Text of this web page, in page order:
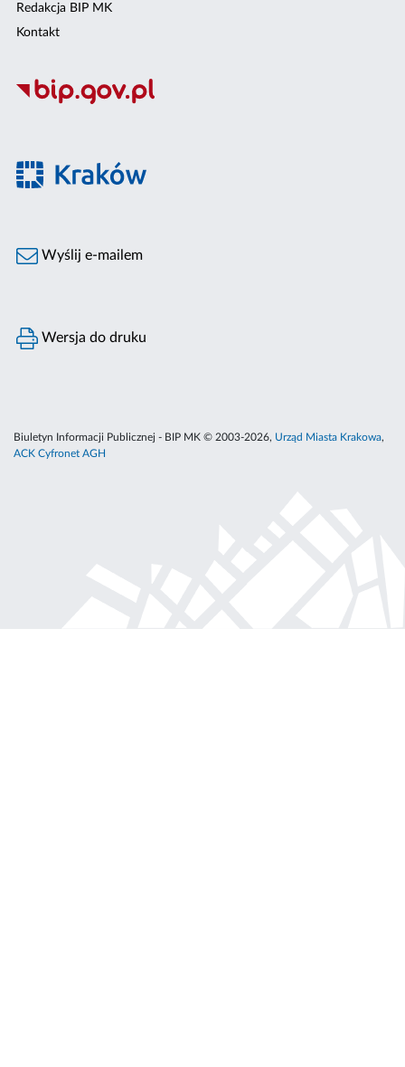
Redakcja BIP MK
Kontakt
Wyślij e-mailem
Wersja do druku
Biuletyn Informacji Publicznej - BIP MK © 2003-2026, Urząd Miasta Krakowa,
ACK Cyfronet AGH